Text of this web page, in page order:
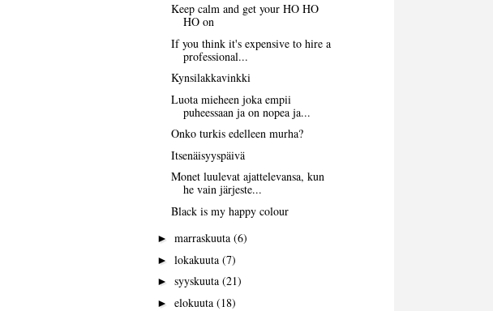
Keep calm and get your HO HO
HO on
If you think it's expensive to hire a
professional...
Kynsilakkavinkki
Luota mieheen joka empii
puheessaan ja on nopea ja...
Onko turkis edelleen murha?
Itsenäisyyspäivä
Monet luulevat ajattelevansa, kun
he vain järjeste...
Black is my happy colour
► marraskuuta (6)
► lokakuuta (7)
► syyskuuta (21)
► elokuuta (18)